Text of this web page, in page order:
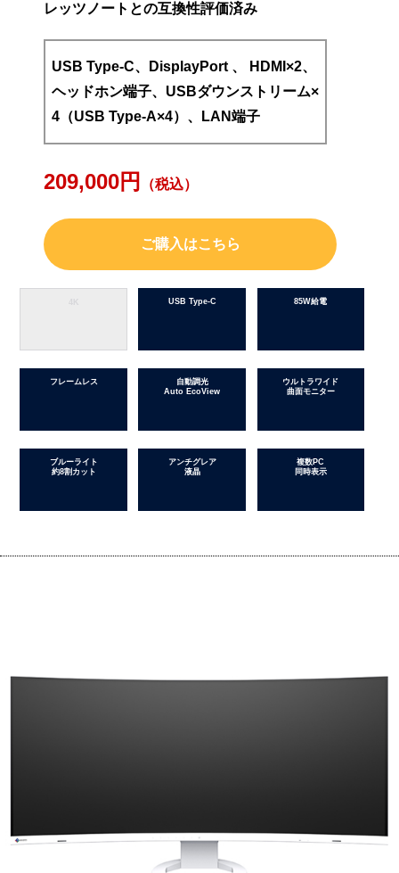
レッツノートとの互換性評価済み
USB Type-C、DisplayPort 、 HDMI×2、
ヘッドホン端子、USBダウンストリーム×
4（USB Type-A×4）、LAN端子
209,000円 （税込）
ご購入はこちら
USB Type-C 85W給電
フレームレス
自動調光
Auto EcoView
ウルトラワイド
曲面モニター
ブルーライト
約8割カット
アンチグレア
液晶
複数PC
同時表示